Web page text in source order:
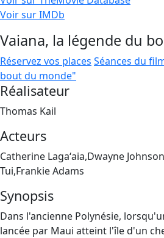
Voir sur IMDb
Vaiana, la légende du
Réservez vos places Séances du
bout du monde"
Réalisateur
Thomas Kail
Acteurs
Catherine Lagaʻaia,Dwayne
Tui,Frankie Adams
Synopsis
Dans l'ancienne Polynésie,
lancée par Maui atteint l'île d'un